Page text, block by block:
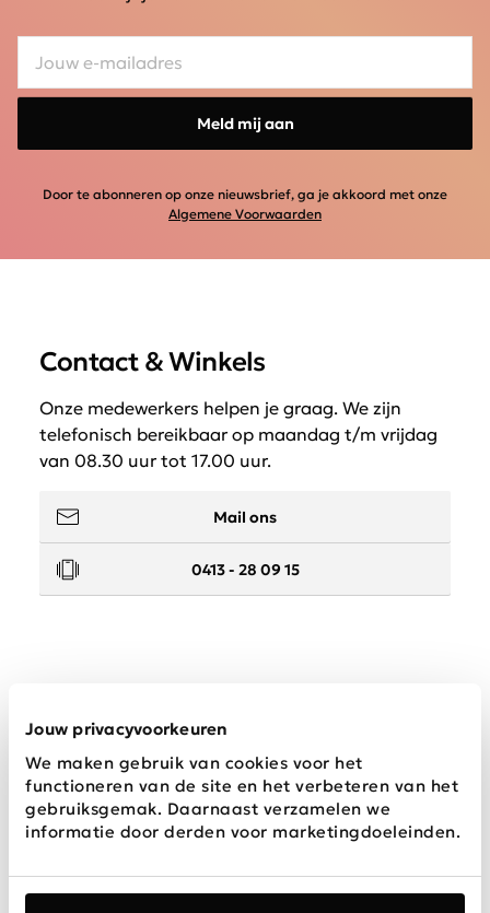
Jouw privacyvoorkeuren
We maken gebruik van cookies voor het
functioneren van de site en het verbeteren van het
gebruiksgemak. Daarnaast verzamelen we
informatie door derden voor marketingdoeleinden.
Meld mij aan
Door te abonneren op onze nieuwsbrief, ga je akkoord met onze
Algemene Voorwaarden
Contact & Winkels
Onze medewerkers helpen je graag. We zijn
telefonisch bereikbaar op maandag t/m vrijdag
van 08.30 uur tot 17.00 uur.
Mail ons
0413 - 28 09 15
Wij zijn Schijvens mode